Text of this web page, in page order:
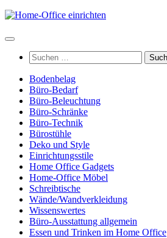
Zum
springen
Suchen
nach:
Bodenbelag
Büro-Bedarf
Büro-Beleuchtung
Büro-Schränke
Büro-Technik
Bürostühle
Deko und Style
Einrichtungsstile
Home Office Gadgets
Home-Office Möbel
Schreibtische
Wände/Wandverkleidung
Wissenswertes
Büro-Ausstattung allgemein
Essen und Trinken im Home Office